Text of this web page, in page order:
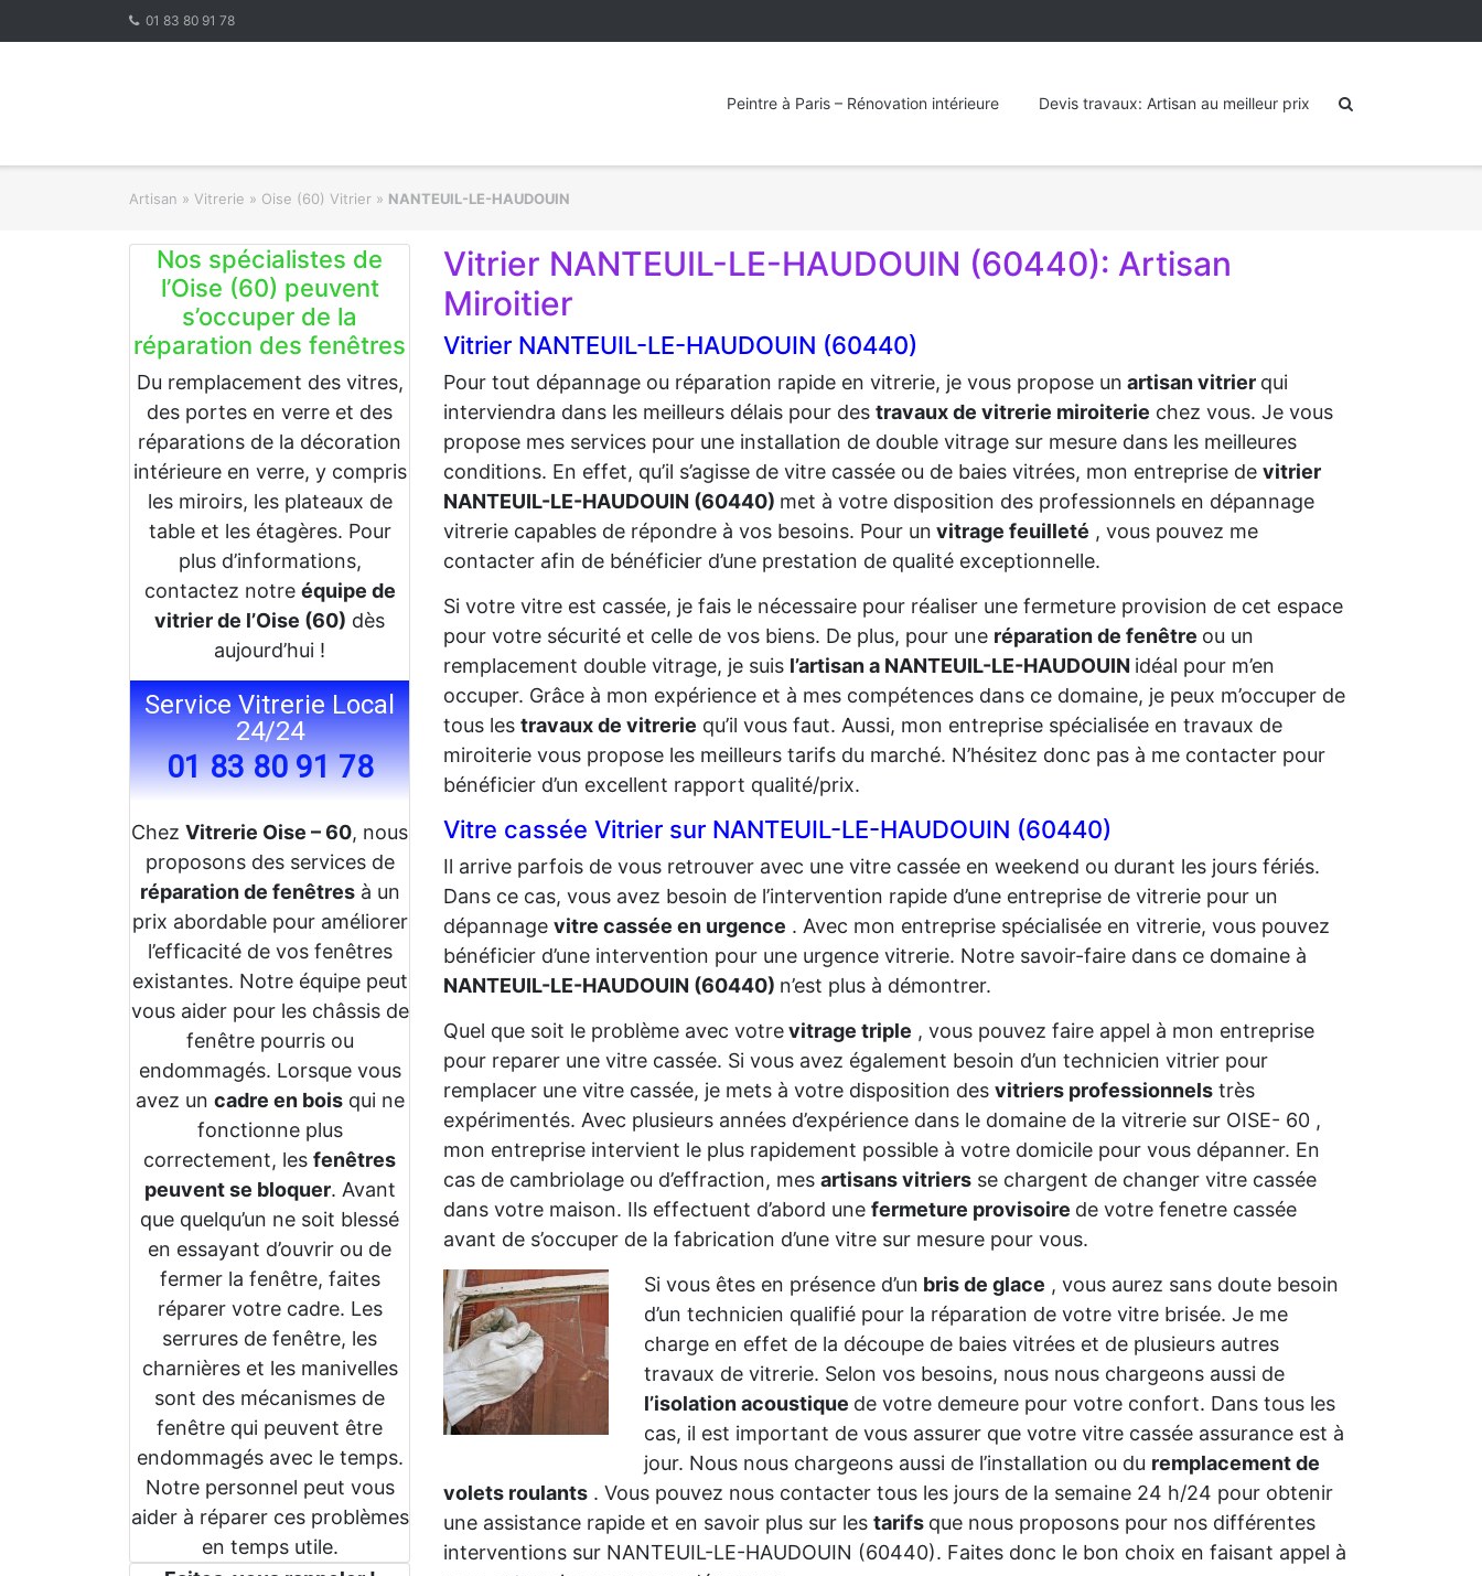
01 83 80 91 78
Peintre à Paris – Rénovation intérieure Devis travaux: Artisan au meilleur prix
Artisan » Vitrerie » Oise (60) Vitrier » NANTEUIL-LE-HAUDOUIN
Nos spécialistes de
l’Oise (60) peuvent
s’occuper de la
réparation des fenêtres
Du remplacement des vitres,
des portes en verre et des
réparations de la décoration
intérieure en verre, y compris
les miroirs, les plateaux de
table et les étagères. Pour
plus d’informations,
contactez notre équipe de
vitrier de l’Oise (60) dès
aujourd’hui !
Service Vitrerie Local
24/24
01 83 80 91 78
Chez Vitrerie Oise – 60, nous
proposons des services de
réparation de fenêtresà un
prix abordable pour améliorer
l’efficacité de vos fenêtres
existantes. Notre équipe peut
vous aider pour les châssis de
fenêtre pourris ou
endommagés. Lorsque vous
avez un cadre en boisqui ne
fonctionne plus
correctement, les fenêtres
peuvent se bloquer. Avant
que quelqu’un ne soit blessé
en essayant d’ouvrir ou de
fermer la fenêtre, faites
réparer votre cadre. Les
serrures de fenêtre, les
charnières et les manivelles
sont des mécanismes de
fenêtre qui peuvent être
endommagés avec le temps.
Notre personnel peut vous
aider à réparer ces problèmes
en temps utile.
Vitrier NANTEUIL-LE-HAUDOUIN (60440): Artisan
Miroitier
Vitrier NANTEUIL-LE-HAUDOUIN (60440)
Pour tout dépannage ou réparation rapide en vitrerie, je vous propose un artisan vitrier qui
interviendra dans les meilleurs délais pour des travaux de vitrerie miroiterie chez vous. Je vous
propose mes services pour une installation de double vitrage sur mesure dans les meilleures
conditions. En effet, qu’il s’agisse de vitre cassée ou de baies vitrées, mon entreprise de vitrier
NANTEUIL-LE-HAUDOUIN (60440) met à votre disposition des professionnels en dépannage
vitrerie capables de répondre à vos besoins. Pour un vitrage feuilleté , vous pouvez me
contacter afin de bénéficier d’une prestation de qualité exceptionnelle.
Si votre vitre est cassée, je fais le nécessaire pour réaliser une fermeture provision de cet espace
pour votre sécurité et celle de vos biens. De plus, pour une réparation de fenêtre ou un
remplacement double vitrage, je suis l’artisan a NANTEUIL-LE-HAUDOUIN idéal pour m’en
occuper. Grâce à mon expérience et à mes compétences dans ce domaine, je peux m’occuper de
tous les travaux de vitrerie qu’il vous faut. Aussi, mon entreprise spécialisée en travaux de
miroiterie vous propose les meilleurs tarifs du marché. N’hésitez donc pas à me contacter pour
bénéficier d’un excellent rapport qualité/prix.
Vitre cassée Vitrier sur NANTEUIL-LE-HAUDOUIN (60440)
Il arrive parfois de vous retrouver avec une vitre cassée en weekend ou durant les jours fériés.
Dans ce cas, vous avez besoin de l’intervention rapide d’une entreprise de vitrerie pour un
dépannage vitre cassée en urgence . Avec mon entreprise spécialisée en vitrerie, vous pouvez
bénéficier d’une intervention pour une urgence vitrerie. Notre savoir-faire dans ce domaine à
NANTEUIL-LE-HAUDOUIN (60440) n’est plus à démontrer.
Quel que soit le problème avec votrevitrage triple , vous pouvez faire appel à mon entreprise
pour reparer une vitre cassée. Si vous avez également besoin d’un technicien vitrier pour
remplacer une vitre cassée, je mets à votre disposition des vitriers professionnels très
expérimentés. Avec plusieurs années d’expérience dans le domaine de la vitrerie sur OISE- 60 ,
mon entreprise intervient le plus rapidement possible à votre domicile pour vous dépanner. En
cas de cambriolage ou d’effraction, mes artisans vitriers se chargent de changer vitre cassée
dans votre maison. Ils effectuent d’abord une fermeture provisoire de votre fenetre cassée
avant de s’occuper de la fabrication d’une vitre sur mesure pour vous.
Si vous êtes en présence d’un bris de glace , vous aurez sans doute besoin
d’un technicien qualifié pour la réparation de votre vitre brisée. Je me
charge en effet de la découpe de baies vitrées et de plusieurs autres
travaux de vitrerie. Selon vos besoins, nous nous chargeons aussi de
l’isolation acoustique de votre demeure pour votre confort. Dans tous les
cas, il est important de vous assurer que votre vitre cassée assurance est à
jour. Nous nous chargeons aussi de l’installation ou du remplacement de
volets roulants . Vous pouvez nous contacter tous les jours de la semaine 24 h/24 pour obtenir
une assistance rapide et en savoir plus sur les tarifs que nous proposons pour nos différentes
interventions sur NANTEUIL-LE-HAUDOUIN (60440). Faites donc le bon choix en faisant appel à